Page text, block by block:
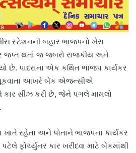
સ્ટેશનની બહાર ભાજપનો ખેસ
જપ્ત થતાં જ જબરો રાજકીય અને
છે. પાદરાના એક કથિત ભાજપ કાર્યકર
ચૂકવાતા આખરે બેંક એજન્સીએ
કાર સીઝ કરી છે, જેને પગલે મામલો
ખાતે રહેતા અને પોતાને ભાજપના કાર્યકર
ફોર્ચ્યુનર કાર ખરીદવા માટે બેંકમાંથી